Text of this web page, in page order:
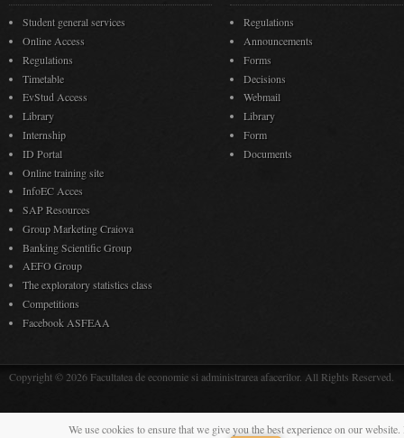
Student general services
Online Access
Regulations
Timetable
EvStud Access
Library
Internship
ID Portal
Online training site
InfoEC Acces
SAP Resources
Group Marketing Craiova
Banking Scientific Group
AEFO Group
The exploratory statistics class
Competitions
Facebook ASFEAA
Regulations
Announcements
Forms
Decisions
Webmail
Library
Form
Documents
Copyright © 2026 Facultatea de economie si administrarea afacerilor. All Rights Reserved.
We use cookies to ensure that we give you the best experience on our